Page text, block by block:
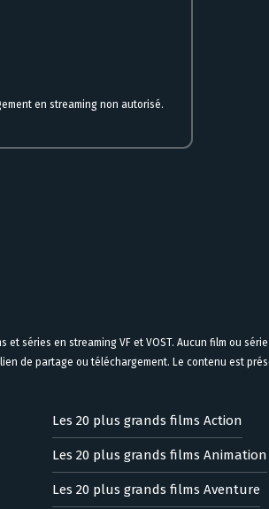
en streaming non autorisé.
séries en streaming VF et VOST. Aucun film ou
de partage ou téléchargement. Le contenu est
Les 20 plus grands films Action
Les 20 plus grands films Animation
Les 20 plus grands films Aventure